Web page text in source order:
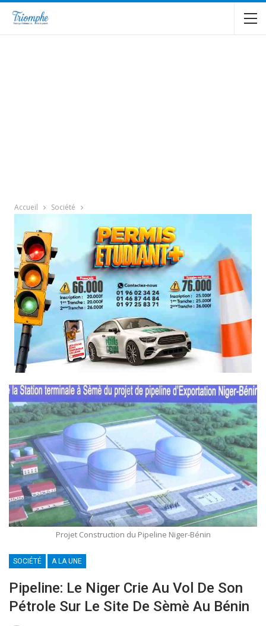
Accueil Société
Projet Construction du Pipeline Niger-Bénin
SOCIÉTÉ A LA UNE
Pipeline: Le Niger Crie Au Vol De Son
Pétrole Sur Le Site De Sèmè Au Bénin